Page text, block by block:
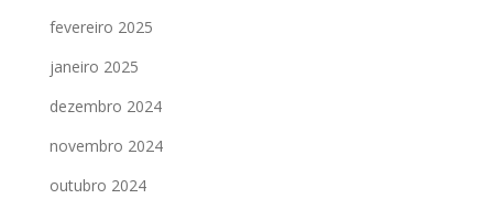
fevereiro 2025
janeiro 2025
dezembro 2024
novembro 2024
outubro 2024